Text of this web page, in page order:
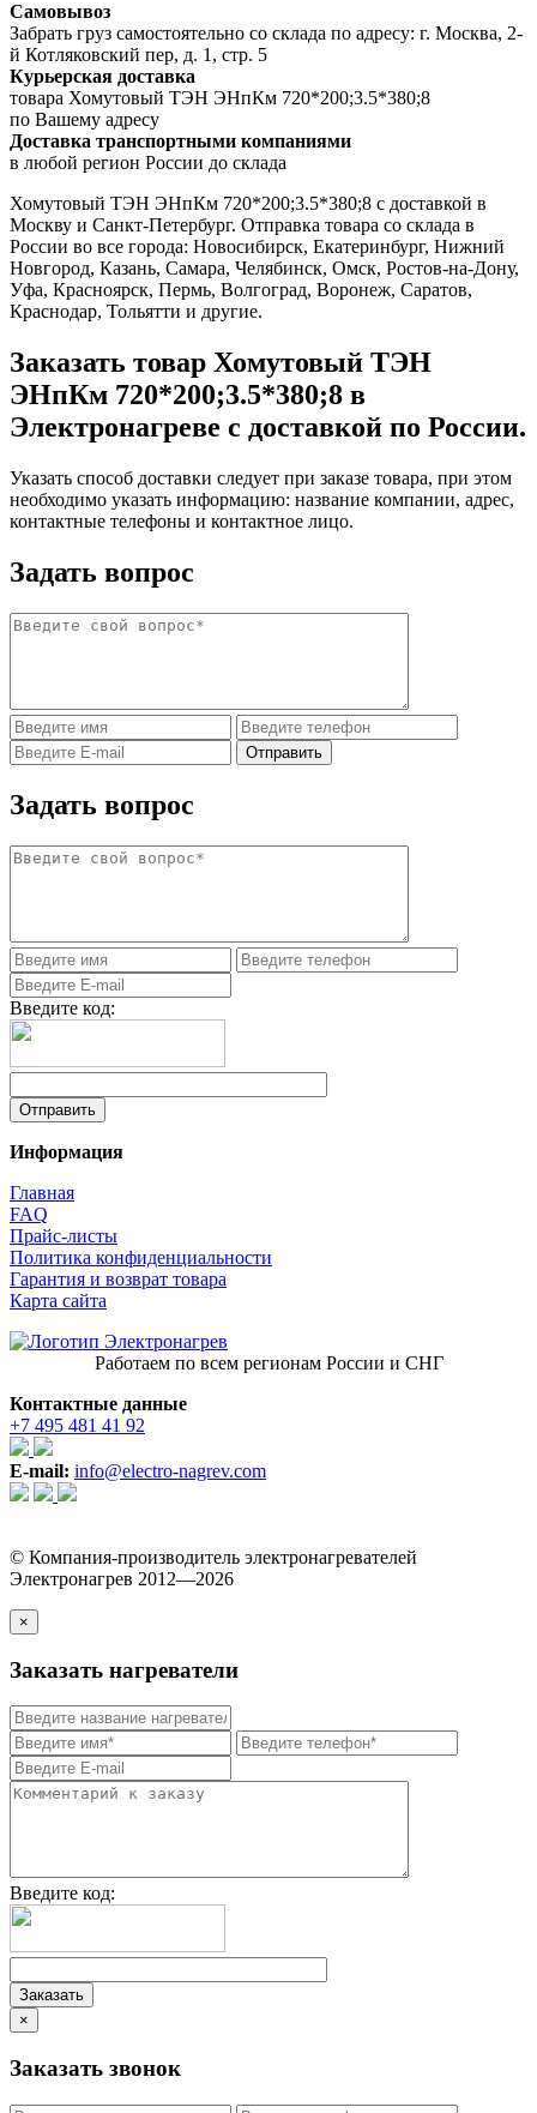
Самовывоз
Забрать груз самостоятельно со склада по адресу: г. Москва, 2-
й Котляковский пер, д. 1, стр. 5
Курьерская доставка
товара Хомутовый ТЭН ЭНпКм 720*200;3.5*380;8
по Вашему адресу
Доставка транспортными компаниями
в любой регион России до склада
Хомутовый ТЭН ЭНпКм 720*200;3.5*380;8 с доставкой в
Москву и Санкт-Петербург. Отправка товара со склада в
России во все города: Новосибирск, Екатеринбург, Нижний
Новгород, Казань, Самара, Челябинск, Омск, Ростов-на-Дону,
Уфа, Красноярск, Пермь, Волгоград, Воронеж, Саратов,
Краснодар, Тольятти и другие.
Заказать товар Хомутовый ТЭН
ЭНпКм 720*200;3.5*380;8 в
Электронагреве с доставкой по России.
Указать способ доставки следует при заказе товара, при этом
необходимо указать информацию: название компании, адрес,
контактные телефоны и контактное лицо.
Задать вопрос
Задать вопрос
Введите код:
Информация
Главная
FAQ
Прайс-листы
Политика конфиденциальности
Гарантия и возврат товара
Карта сайта
Работаем по всем регионам России и СНГ
Контактные данные
+7 495 481 41 92
E-mail: info@electro-nagrev.com
© Компания-производитель электронагревателей
Электронагрев 2012—2026
×
Заказать нагреватели
Введите код:
×
Заказать звонок